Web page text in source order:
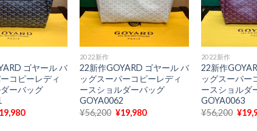
ゴヤール バ
コピーレディ
ーバッグ
19,980現
2022新作
22新作GOYARD ゴヤール バ
ッグスーパーコピーレディ
ースショルダーバッグ
GOYA0062
¥56,200 元
¥19,980現
2022新作
22新作
ッグスーパー
ースショルダ
GOYA0063
¥56,200 元
¥